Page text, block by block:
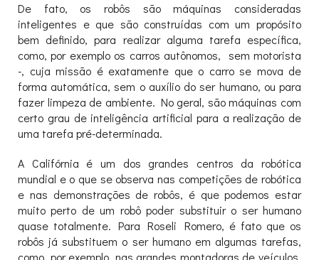
De fato, os robôs são máquinas consideradas
inteligentes e que são construídas com um propósito
bem definido, para realizar alguma tarefa específica,
como, por exemplo os carros autônomos, sem motorista
-, cuja missão é exatamente que o carro se mova de
forma automática, sem o auxílio do ser humano, ou para
fazer limpeza de ambiente. No geral, são máquinas com
certo grau de inteligência artificial para a realização de
uma tarefa pré-determinada.
A Califórnia é um dos grandes centros da robótica
mundial e o que se observa nas competições de robótica
e nas demonstrações de robôs, é que podemos estar
muito perto de um robô poder substituir o ser humano
quase totalmente. Para Roseli Romero, é fato que os
robôs já substituem o ser humano em algumas tarefas,
como, por exemplo, nas grandes montadoras de veículos,